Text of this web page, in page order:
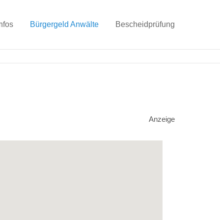
Bürgergeld Anwälte Bescheidprüfung
Anzeige